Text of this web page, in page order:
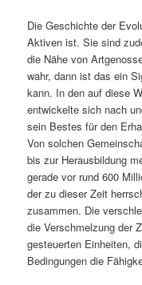
Die Geschichte der
Aktiven ist. Sie sind
die Nähe von
wahr, dann ist das ein
kann. In den auf diese
entwickelte sich nach
sein Bestes für den
Von solchen
bis zur Herausbildung
gerade vor rund 600
der zu dieser Zeit
zusammen. Die
die Verschmelzung der
gesteuerten Einheiten,
Bedingungen die